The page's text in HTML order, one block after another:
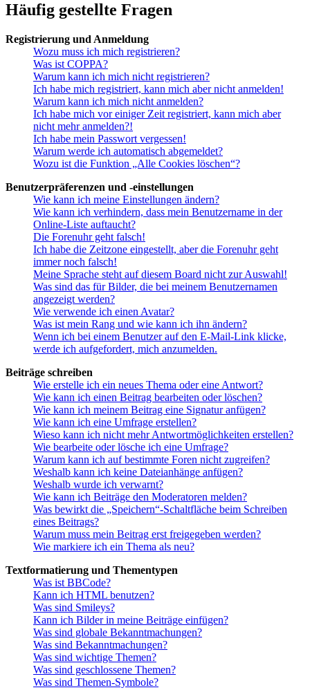
Häufig gestellte Fragen
Registrierung und Anmeldung
Wozu muss ich mich registrieren?
Was ist COPPA?
Warum kann ich mich nicht registrieren?
Ich habe mich registriert, kann mich aber nicht anmelden!
Warum kann ich mich nicht anmelden?
Ich habe mich vor einiger Zeit registriert, kann mich aber
nicht mehr anmelden?!
Ich habe mein Passwort vergessen!
Warum werde ich automatisch abgemeldet?
Wozu ist die Funktion „Alle Cookies löschen“?
Benutzerpräferenzen und -einstellungen
Wie kann ich meine Einstellungen ändern?
Wie kann ich verhindern, dass mein Benutzername in der
Online-Liste auftaucht?
Die Forenuhr geht falsch!
Ich habe die Zeitzone eingestellt, aber die Forenuhr geht
immer noch falsch!
Meine Sprache steht auf diesem Board nicht zur Auswahl!
Was sind das für Bilder, die bei meinem Benutzernamen
angezeigt werden?
Wie verwende ich einen Avatar?
Was ist mein Rang und wie kann ich ihn ändern?
Wenn ich bei einem Benutzer auf den E-Mail-Link klicke,
werde ich aufgefordert, mich anzumelden.
Beiträge schreiben
Wie erstelle ich ein neues Thema oder eine Antwort?
Wie kann ich einen Beitrag bearbeiten oder löschen?
Wie kann ich meinem Beitrag eine Signatur anfügen?
Wie kann ich eine Umfrage erstellen?
Wieso kann ich nicht mehr Antwortmöglichkeiten erstellen?
Wie bearbeite oder lösche ich eine Umfrage?
Warum kann ich auf bestimmte Foren nicht zugreifen?
Weshalb kann ich keine Dateianhänge anfügen?
Weshalb wurde ich verwarnt?
Wie kann ich Beiträge den Moderatoren melden?
Was bewirkt die „Speichern“-Schaltfläche beim Schreiben
eines Beitrags?
Warum muss mein Beitrag erst freigegeben werden?
Wie markiere ich ein Thema als neu?
Textformatierung und Thementypen
Was ist BBCode?
Kann ich HTML benutzen?
Was sind Smileys?
Kann ich Bilder in meine Beiträge einfügen?
Was sind globale Bekanntmachungen?
Was sind Bekanntmachungen?
Was sind wichtige Themen?
Was sind geschlossene Themen?
Was sind Themen-Symbole?